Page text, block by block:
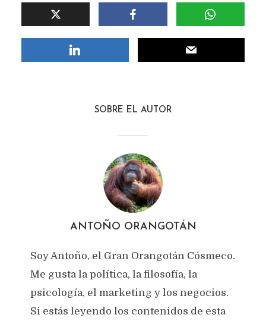
SOBRE EL AUTOR
ANTOÑO ORANGOTÁN
Soy Antoño, el Gran Orangotán Cósmeco.
Me gusta la política, la filosofía, la
psicología, el marketing y los negocios.
Si estás leyendo los contenidos de esta